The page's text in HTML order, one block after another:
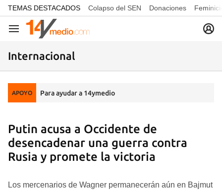
common.go-to-content
TEMAS DESTACADOS Colapso del SEN Donaciones
Navegación
Internacional
APOYO Para ayudar a 14ymedio
Putin acusa a Occidente de
desencadenar una guerra contra
Rusia y promete la victoria
Los mercenarios de Wagner permanecerán aún en Bajmut